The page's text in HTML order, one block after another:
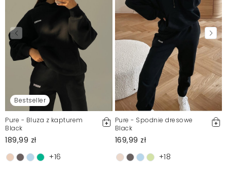
Bestseller
Pure - Bluza z kapturem
Black
189,99 zł
+16
Pure - Spodnie dresowe
Black
169,99 zł
+18